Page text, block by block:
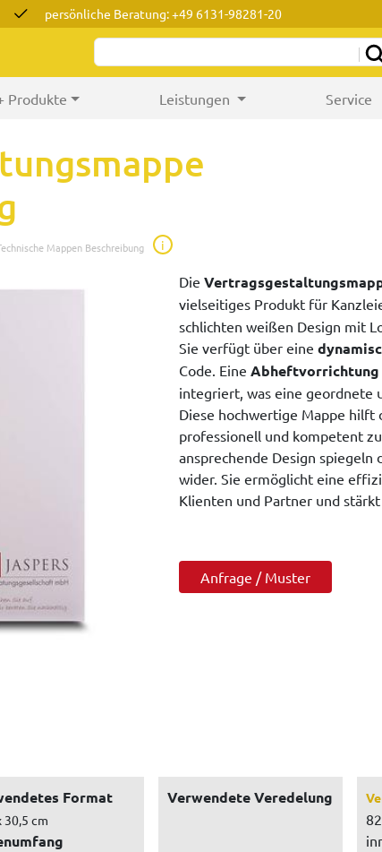
persönliche Beratung: +49 6131-98281-20
Produkte Leistungen Service
Mappen Beschreibung i
Die
vielseitiges Produkt für
schlichten weißen Design mit
Sie verfügt über eine
Code. Eine Abheftvorrichtung
integriert, was eine geordnete
Diese hochwertige Mappe hilft
professionell und kompetent
ansprechende Design spiegeln
wider. Sie ermöglicht eine
Klienten und Partner und
Anfrage / Muster
Format
30,5 cm
Verwendete Veredelung